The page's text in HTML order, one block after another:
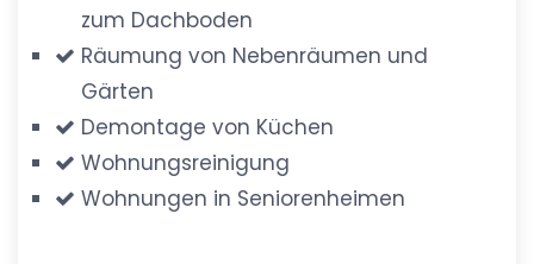
zum Dachboden
Räumung von Nebenräumen und
Gärten
Demontage von Küchen
Wohnungsreinigung
Wohnungen in Seniorenheimen